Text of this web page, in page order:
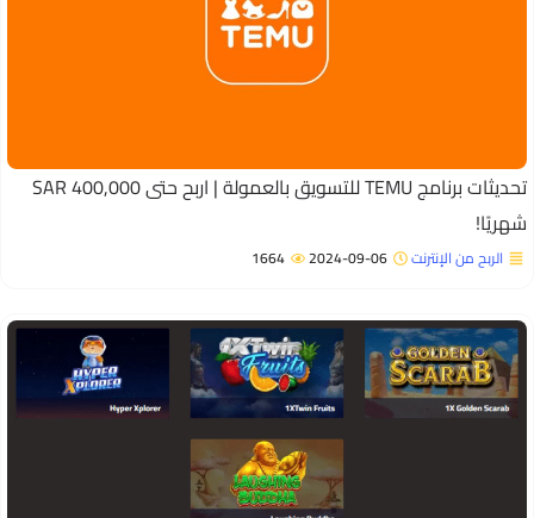
تحديثات برنامج TEMU للتسويق بالعمولة | اربح حتى SAR 400,000
الربح من الإنترنت 2024-09-06
1664